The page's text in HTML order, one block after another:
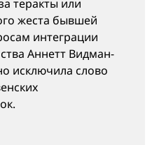
теракты или
жеста бывшей
интеграции
Аннетт Видман-
исключила слово